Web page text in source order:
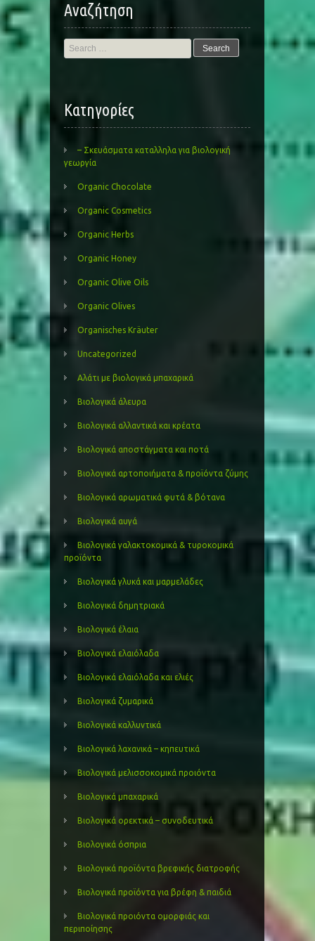
Αναζήτηση
Search
for:
Kατηγορίες
– Σκευάσματα καταλληλα για βιολογική
γεωργία
Organic Chocolate
Organic Cosmetics
Organic Herbs
Organic Honey
Organic Olive Oils
Organic Olives
Organisches Kräuter
Uncategorized
Αλάτι με βιολογικά μπαχαρικά
Βιολογικά άλευρα
Βιολογικά αλλαντικά και κρέατα
Βιολογικά αποστάγματα και ποτά
Βιολογικά αρτοποιήματα & προϊόντα ζύμης
Βιολογικά αρωματικά φυτά & βότανα
Βιολογικά αυγά
Βιολογικά γαλακτοκομικά & τυροκομικά
προϊόντα
Βιολογικά γλυκά και μαρμελάδες
Βιολογικά δημητριακά
Βιολογικά έλαια
Βιολογικά ελαιόλαδα
Βιολογικά ελαιόλαδα και ελιές
Βιολογικά ζυμαρικά
Βιολογικά καλλυντικά
Βιολογικά λαχανικά – κηπευτικά
Βιολογικά μελισσοκομικά προιόντα
Βιολογικά μπαχαρικά
Βιολογικά ορεκτικά – συνοδευτικά
Βιολογικά όσπρια
Βιολογικά προϊόντα βρεφικής διατροφής
Βιολογικά προϊόντα για βρέφη & παιδιά
Βιολογικά προιόντα ομορφιάς και
περιποίησης